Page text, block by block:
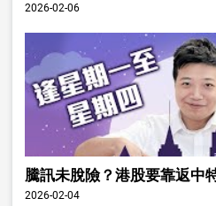
2026-02-06
騰訊未脫險？港股要靠返中
2026-02-04